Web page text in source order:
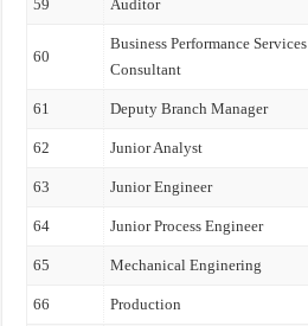
59 Auditor
60
Business Performance Services
Consultant
61 Deputy Branch Manager
62 Junior Analyst
63 Junior Engineer
64 Junior Process Engineer
65 Mechanical Enginering
66 Production